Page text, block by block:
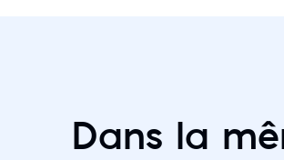
Dans la